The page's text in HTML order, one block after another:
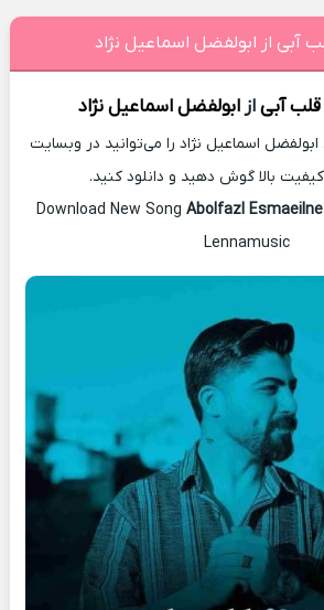
آبی از ابولفضل اسماعیل نژاد
قلب آبیازابولفضل اسماعیل نژاد
اسماعیل نژاد را می‌توانید در وبسایت
کیفیت بالا گوش دهید و دانلود کنید.
Download New Song Abolfazl
Lennamusic